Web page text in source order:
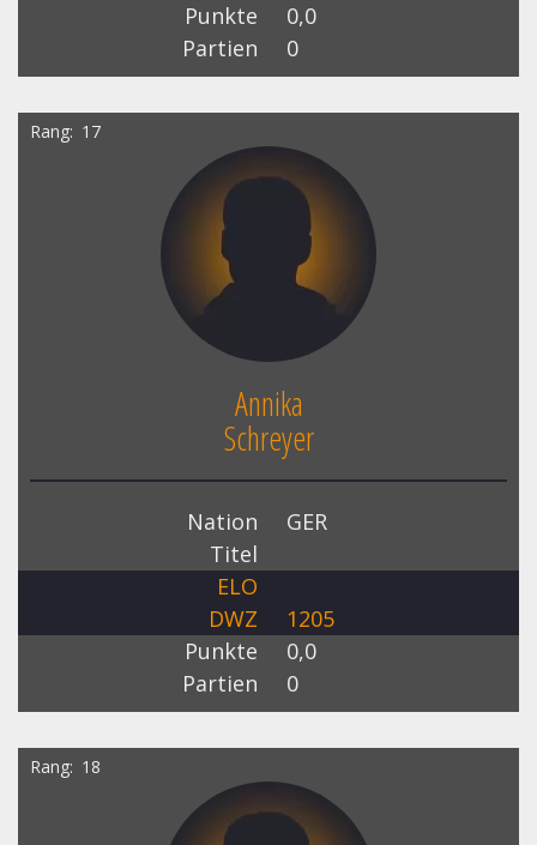
Punkte
0,0
Partien
0
Rang 17
Annika
Schreyer
Nation
GER
Titel
ELO
DWZ
1205
Punkte
0,0
Partien
0
Rang 18